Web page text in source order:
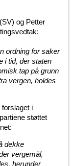
og Petter
ordning for saker
i tid, der staten
tap på grunn
vergen, holdes
forslaget i
støttet
dekke
vergemål,
herunder